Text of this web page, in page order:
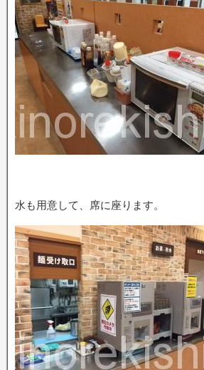
水も用意して、席に座ります。